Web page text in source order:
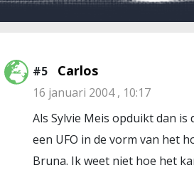
#5 Carlos
16 januari 2004 , 10:17
Als Sylvie Meis opduikt dan is
een UFO in de vorm van het
Bruna. Ik weet niet hoe het